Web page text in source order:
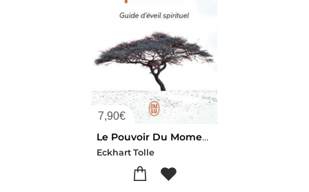
7,90€
Le Pouvoir Du Moment Present : Guide D'eveil Spirituel
Eckhart Tolle